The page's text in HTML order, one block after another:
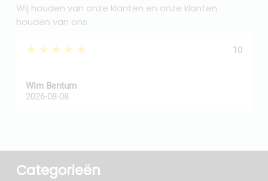
Wij houden van onze klanten en onze klanten
houden van ons
★★★★★ 10
Wim Bentum
2026-08-08
Categorieën